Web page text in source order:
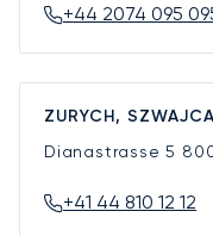
+44 2074 095
ZURYCH,
Dianastrasse 5
+41 44 810 12 12